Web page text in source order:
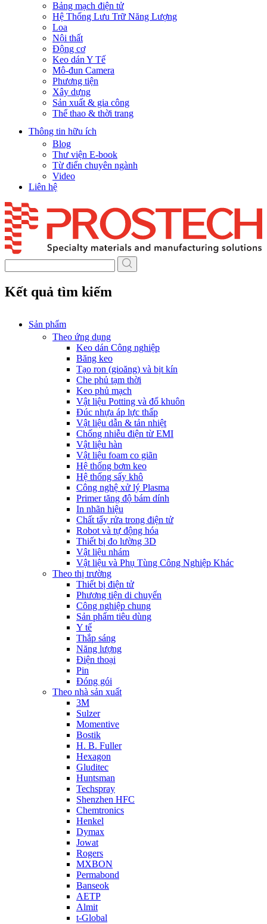
Bảng mạch điện tử
Hệ Thống Lưu Trữ Năng Lượng
Loa
Nội thất
Động cơ
Keo dán Y Tế
Mô-đun Camera
Phương tiện
Xây dựng
Sản xuất & gia công
Thể thao & thời trang
Thông tin hữu ích
Blog
Thư viện E-book
Từ điển chuyên ngành
Video
Liên hệ
Skip
to
content
Kết quả tìm kiếm
Sản phẩm
Theo ứng dụng
Keo dán Công nghiệp
Băng keo
Tạo ron (gioăng) và bịt kín
Che phủ tạm thời
Keo phủ mạch
Vật liệu Potting và đổ khuôn
Đúc nhựa áp lực thấp
Vật liệu dẫn & tản nhiệt
Chống nhiễu điện từ EMI
Vật liệu hàn
Vật liệu foam co giãn
Hệ thống bơm keo
Hệ thống sấy khô
Công nghệ xử lý Plasma
Primer tăng độ bám dính
In nhãn hiệu
Chất tẩy rửa trong điện tử
Robot và tự động hóa
Thiết bị đo lường 3D
Vật liệu nhám
Vật liệu và Phụ Tùng Công Nghiệp Khác
Theo thị trường
Thiết bị điện tử
Phương tiện di chuyển
Công nghiệp chung
Sản phẩm tiêu dùng
Y tế
Thắp sáng
Năng lượng
Điện thoại
Pin
Đóng gói
Theo nhà sản xuất
3M
Sulzer
Momentive
Bostik
H. B. Fuller
Hexagon
Gluditec
Huntsman
Techspray
Shenzhen HFC
Chemtronics
Henkel
Dymax
Jowat
Rogers
MXBON
Permabond
Banseok
AETP
Almit
t-Global